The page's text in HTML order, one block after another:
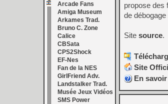
Arcade Fans
Amiga Museum
Arkames Trad.
Bruno C. Zone
Calice
CBSata
CPS2Shock
EF-Nes
Fan de la NES
GirlFriend Adv.
Landstalker Trad.
Musée Jeux Vidéos
SMS Power
propose des
de
Site source.
Site
En